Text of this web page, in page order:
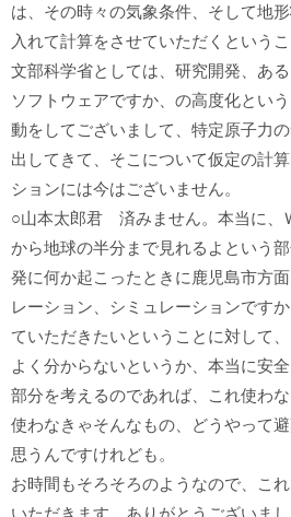
は、その時々の気象条件、そして地
入れて計算をさせていただくという
文部科学省としては、研究開発、あ
ソフトウェアですか、の高度化とい
動をしてございまして、特定原子力
出してきて、そこについて仮定の計
ションには今はございません。
○山本太郎君 済みません。本当に、
から地球の半分まで見れるよという
発に何か起こったときに鹿児島市方
レーション、シミュレーションです
ていただきたいということに対して
よく分からないというか、本当に安
部分を考えるのであれば、これ使わ
使わなきゃそんなもの、どうやって
思うんですけれども。
お時間もそろそろのようなので、こ
いただきます。ありがとうございまし